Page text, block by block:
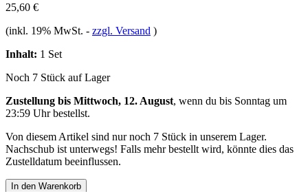
25,60 €
(inkl. 19% MwSt. - zzgl. Versand )
Inhalt: 1 Set
Noch 7 Stück auf Lager
Zustellung bis Mittwoch, 12. August, wenn du bis Sonntag um
23:59 Uhrbestellst.
Von diesem Artikel sind nur noch 7 Stück in unserem Lager.
Nachschub ist unterwegs! Falls mehr bestellt wird, könnte dies das
Zustelldatum beeinflussen.
In den Warenkorb